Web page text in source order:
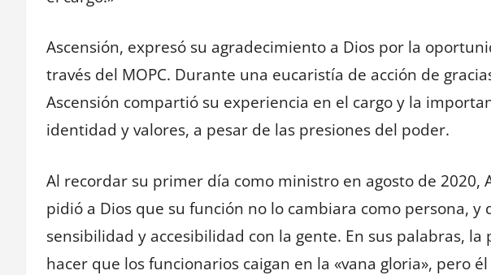
Ascensión, expresó su agradecimiento a Dios por la
través del MOPC. Durante una eucaristía de acción de
Ascensión compartió su experiencia en el cargo y la
identidad y valores, a pesar de las presiones del poder.
Al recordar su primer día como ministro en agosto de 2020,
pidió a Dios que su función no lo cambiara como persona, y
sensibilidad y accesibilidad con la gente. En sus palabras,
hacer que los funcionarios caigan en la «vana gloria», pero